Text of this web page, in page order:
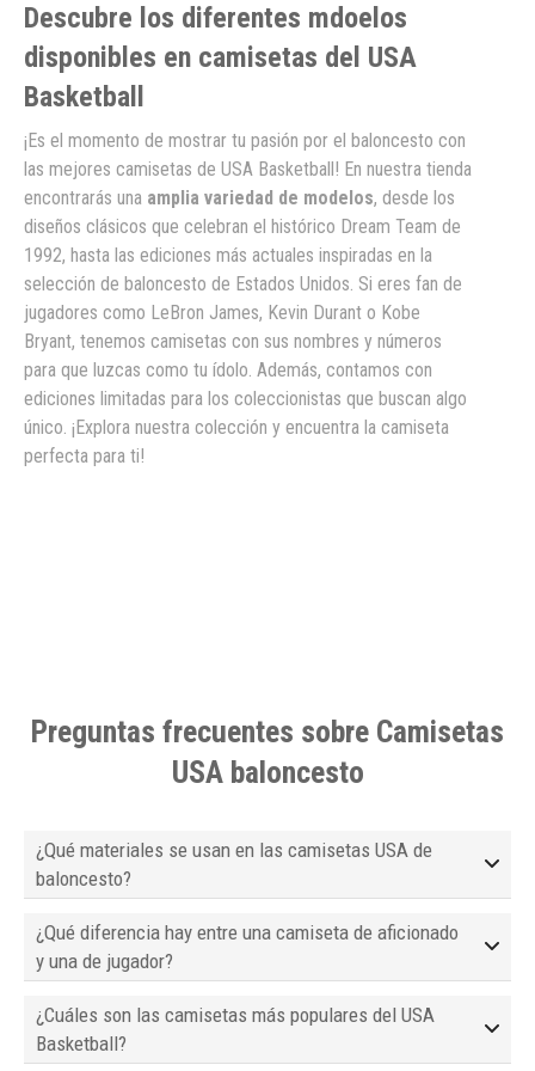
Descubre los diferentes mdoelos
disponibles en camisetas del USA
Basketball
¡Es el momento de mostrar tu pasión por el baloncesto con
las mejores camisetas de USA Basketball! En nuestra tienda
encontrarás una amplia variedad de modelos, desde los
diseños clásicos que celebran el histórico Dream Team de
1992, hasta las ediciones más actuales inspiradas en la
selección de baloncesto de Estados Unidos. Si eres fan de
jugadores como LeBron James, Kevin Durant o Kobe
Bryant, tenemos camisetas con sus nombres y números
para que luzcas como tu ídolo. Además, contamos con
ediciones limitadas para los coleccionistas que buscan algo
único. ¡Explora nuestra colección y encuentra la camiseta
perfecta para ti!
Preguntas frecuentes sobre Camisetas
USA baloncesto
¿Qué materiales se usan en las camisetas USA de
baloncesto?
¿Qué diferencia hay entre una camiseta de aficionado
y una de jugador?
¿Cuáles son las camisetas más populares del USA
Basketball?